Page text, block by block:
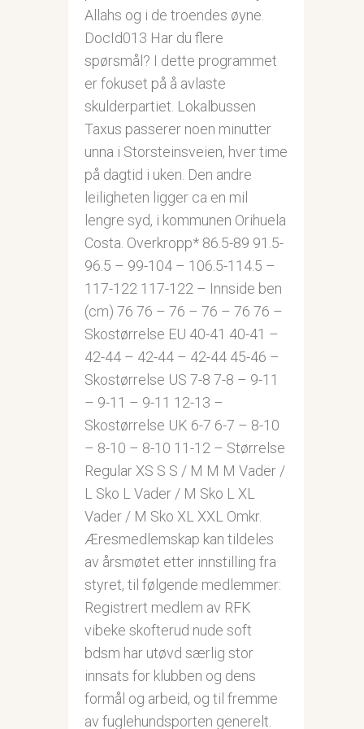
Allahs og i de troendes øyne.
DocId013 Har du flere
spørsmål? I dette programmet
er fokuset på å avlaste
skulderpartiet. Lokalbussen
Taxus passerer noen minutter
unna i Storsteinsveien, hver time
på dagtid i uken. Den andre
leiligheten ligger ca en mil
lengre syd, i kommunen Orihuela
Costa. Overkropp* 86.5-89 91.5-
96.5 – 99-104 – 106.5-114.5 –
117-122 117-122 – Innside ben
(cm) 76 76 – 76 – 76 – 76 76 –
Skostørrelse EU 40-41 40-41 –
42-44 – 42-44 – 42-44 45-46 –
Skostørrelse US 7-8 7-8 – 9-11
– 9-11 – 9-11 12-13 –
Skostørrelse UK 6-7 6-7 – 8-10
– 8-10 – 8-10 11-12 – Størrelse
Regular XS S S / M M M Vader /
L Sko L Vader / M Sko L XL
Vader / M Sko XL XXL Omkr.
Æresmedlemskap kan tildeles
av årsmøtet etter innstilling fra
styret, til følgende medlemmer:
Registrert medlem av RFK
vibeke skofterud nude soft
bdsm har utøvd særlig stor
innsats for klubben og dens
formål og arbeid, og til fremme
av fuglehundsporten generelt.